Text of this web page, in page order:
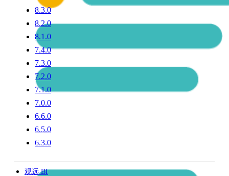
8.3.0
8.2.0
8.1.0
7.4.0
7.3.0
7.2.0
7.1.0
7.0.0
6.6.0
6.5.0
6.3.0
观远 BI